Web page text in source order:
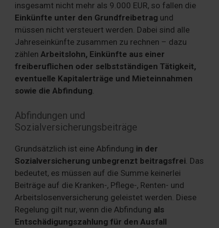
insgesamt nicht mehr als 9.000 EUR, so fallen die
Einkünfte unter den Grundfreibetrag und
müssen nicht versteuert werden. Dabei sind alle
Jahreseinkünfte zusammen zu rechnen – dazu
zählen Arbeitslohn, Einkünfte aus einer
freiberuflichen oder selbstständigen Tätigkeit,
eventuelle Kapitalerträge und Mieteinnahmen
sowie die Abfindung.
Abfindungen und
Sozialversicherungsbeiträge
Grundsätzlich ist eine Abfindung in der
Sozialversicherung unbegrenzt beitragsfrei . Das
bedeutet, es müssen auf die Summe keinerlei
Beiträge auf die Kranken-, Pflege-, Renten- und
Arbeitslosenversicherung geleistet werden. Diese
Regelung gilt nur, wenn die Abfindung als
Entschädigungszahlung für den Ausfall